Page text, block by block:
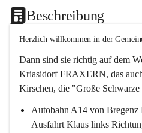
Beschreibung
Herzlich willkommen in der
Dann sind sie richtig auf dem
Kriasidorf FRAXERN, das
Kirschen, die "Große
Autobahn A14 von Bregenz
Ausfahrt Klaus links